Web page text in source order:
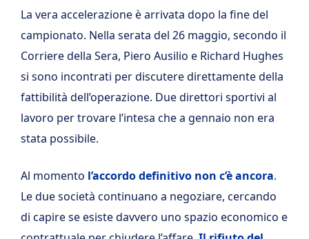
La vera accelerazione è arrivata dopo la fine del
campionato. Nella serata del 26 maggio, secondo il
Corriere della Sera, Piero Ausilio e Richard Hughes
si sono incontrati per discutere direttamente della
fattibilità dell’operazione. Due direttori sportivi al
lavoro per trovare l’intesa che a gennaio non era
stata possibile.
Al momento l’accordo definitivo non c’è ancora.
Le due società continuano a negoziare, cercando
di capire se esiste davvero uno spazio economico e